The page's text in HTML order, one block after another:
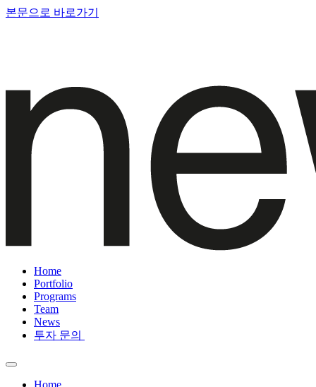
본문으로 바로가기
Home
Portfolio
Programs
Team
News
투자 문의
Home